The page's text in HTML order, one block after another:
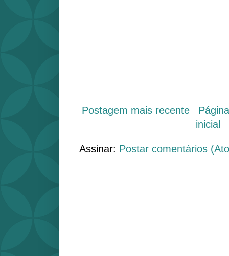
Postagem mais recente
inicial
Assinar: Postar comentários